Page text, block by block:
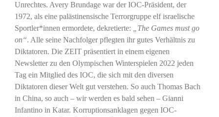
Unrechtes. Avery Brundage war der IOC-Präsident, der
1972, als eine palästinensische Terrorgruppe elf israelische
Sportler*innen ermordete, dekretierte:
„The Games must go
on“. Alle seine Nachfolger pflegten ihr gutes Verhältnis zu
Diktatoren. Die ZEIT präsentiert in einem eigenen
Newsletter zu den Olympischen Winterspielen 2022 jeden
Tag ein Mitglied des IOC, die sich mit den diversen
Diktatoren dieser Welt gut verstehen. So auch Thomas Bach
in China, so auch – wir werden es bald sehen – Gianni
Infantino in Katar. Korruptionsanklagen gegen IOC-